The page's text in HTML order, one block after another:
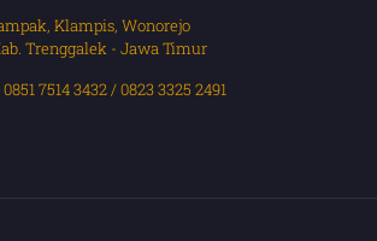
Klampis, Wonorejo
Trenggalek - Jawa Timur
7514 3432 / 0823 3325 2491